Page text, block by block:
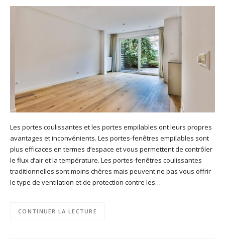
Les portes coulissantes et les portes empilables ont leurs propres
avantages et inconvénients. Les portes-fenêtres empilables sont
plus efficaces en termes d’espace et vous permettent de contrôler
le flux d’air et la température. Les portes-fenêtres coulissantes
traditionnelles sont moins chères mais peuvent ne pas vous offrir
le type de ventilation et de protection contre les…
CONTINUER LA LECTURE